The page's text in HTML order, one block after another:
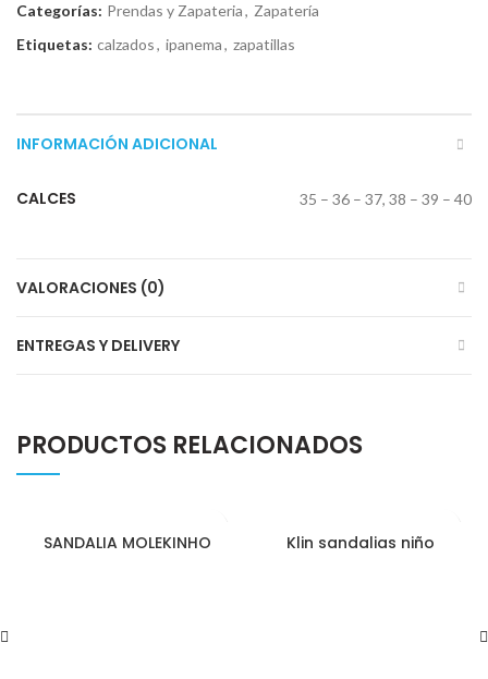
Categorías: Prendas y Zapateria, Zapatería
Etiquetas: calzados, ipanema, zapatillas
INFORMACIÓN ADICIONAL
CALCES 35 – 36 – 37, 38 – 39 – 40
VALORACIONES (0)
ENTREGAS Y DELIVERY
PRODUCTOS RELACIONADOS
SANDALIA MOLEKINHO Klin sandalias niño